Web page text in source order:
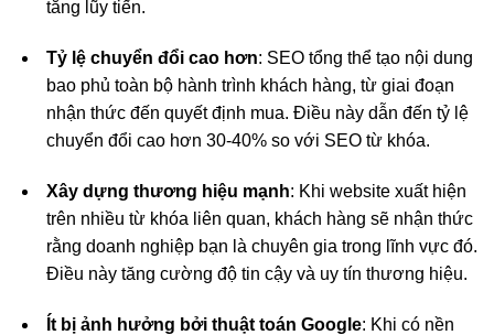
tăng lũy tiến.
Tỷ lệ chuyển đổi cao hơn: SEO tổng thể tạo nội dung
bao phủ toàn bộ hành trình khách hàng, từ giai đoạn
nhận thức đến quyết định mua. Điều này dẫn đến tỷ lệ
chuyển đổi cao hơn 30-40% so với SEO từ khóa.
Xây dựng thương hiệu mạnh: Khi website xuất hiện
trên nhiều từ khóa liên quan, khách hàng sẽ nhận thức
rằng doanh nghiệp bạn là chuyên gia trong lĩnh vực đó.
Điều này tăng cường độ tin cậy và uy tín thương hiệu.
Ít bị ảnh hưởng bởi thuật toán Google: Khi có nền